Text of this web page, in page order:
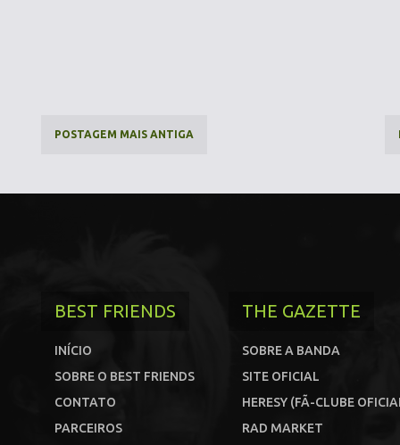
POSTAGEM MAIS ANTIGA
BEST FRIENDS
INÍCIO
SOBRE O BEST FRIENDS
CONTATO
PARCEIROS
THE GAZETTE
SOBRE A BANDA
SITE OFICIAL
HERESY (FÃ-CLUBE
RAD MARKET